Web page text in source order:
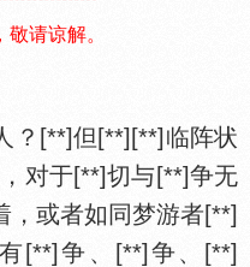
请谅解。
[**]但[**][**]临阵状
对于[**]切与[**]争无
，或者如同梦游者[**]
[**]争、[**]争、[**]